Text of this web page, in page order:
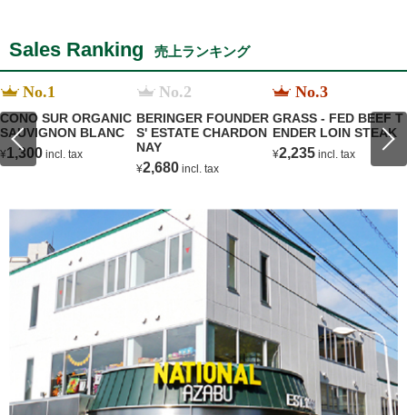
Sales Ranking 売上ランキング
No.1
CONO SUR ORGANIC
SAUVIGNON BLANC
¥1,300 incl. tax
No.2
BERINGER FOUNDER
S' ESTATE CHARDON
NAY
¥2,680 incl. tax
No.3
GRASS - FED BEEF T
ENDER LOIN STEAK
¥2,235 incl. tax